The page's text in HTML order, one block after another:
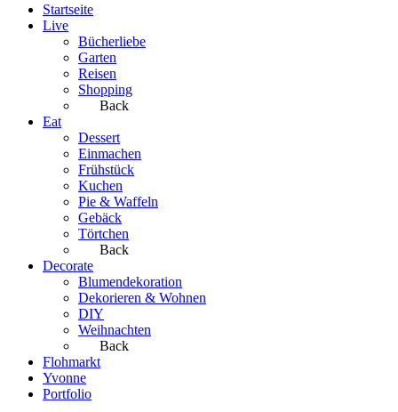
Startseite
Live
Bücherliebe
Garten
Reisen
Shopping
Back
Eat
Dessert
Einmachen
Frühstück
Kuchen
Pie & Waffeln
Gebäck
Törtchen
Back
Decorate
Blumendekoration
Dekorieren & Wohnen
DIY
Weihnachten
Back
Flohmarkt
Yvonne
Portfolio